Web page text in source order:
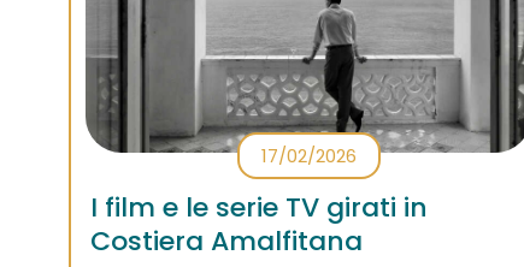
17/02/2026
I film e le serie TV girati in
Costiera Amalfitana